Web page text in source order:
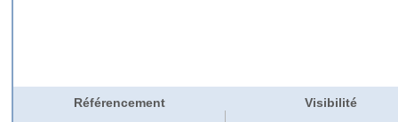
Référencement Visibilité